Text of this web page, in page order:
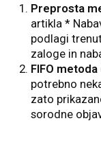
Preprosta
artikla *
podlagi
zaloge in
FIFO metoda
potrebno
zato
sorodne